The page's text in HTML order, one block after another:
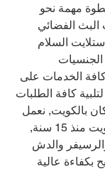
مهمة نحو
البث الفضائي
السلام
الخدمات على
كافة الطلبات
بالكويت, نعمل
في جميع محافظات الكويت منذ 15 سنة,
والدش
بكفاءة عالية